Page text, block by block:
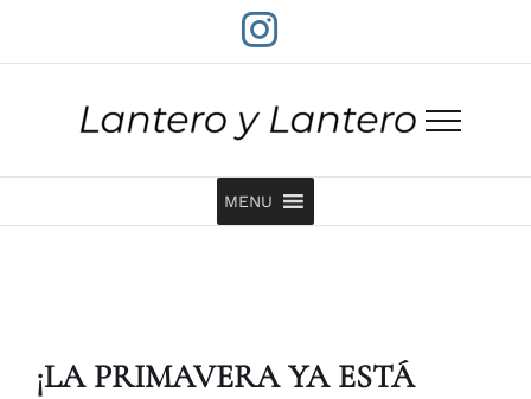
Instagram
MENU
¡LA PRIMAVERA YA ESTÁ